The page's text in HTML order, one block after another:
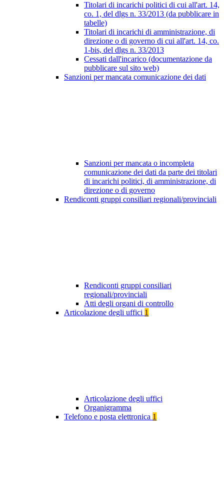
Titolari di incarichi politici di cui all'art. 14,
co. 1, del dlgs n. 33/2013 (da pubblicare in
tabelle)
Titolari di incarichi di amministrazione, di
direzione o di governo di cui all'art. 14, co.
1-bis, del dlgs n. 33/2013
Cessati dall'incarico (documentazione da
pubblicare sul sito web)
Sanzioni per mancata comunicazione dei dati
Sanzioni per mancata o incompleta
comunicazione dei dati da parte dei titolari
di incarichi politici, di amministrazione, di
direzione o di governo
Rendiconti gruppi consiliari regionali/provinciali
Rendiconti gruppi consiliari
regionali/provinciali
Atti degli organi di controllo
Articolazione degli uffici 1
Articolazione degli uffici
Organigramma
Telefono e posta elettronica 1